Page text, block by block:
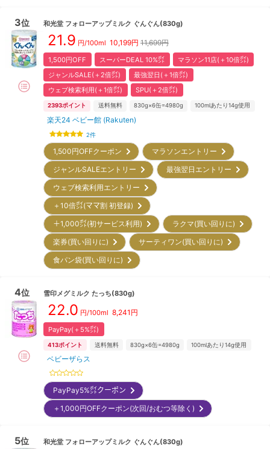
3位 和光堂 フォローアップミルク ぐんぐん(830g)
21.9 円/100ml 10,199円 11,699円
1,500円OFF スーパーDEAL 10%㌽
マラソン11店(＋10倍㌽)
ジャンルSALE(＋2倍㌽)
最強翌日(＋1倍㌽)
ウェブ検索利用(＋1倍㌽)
SPU(＋2倍㌽)
2393ポイント 送料無料 830g×6缶=4980g 100mlあたり14g使用
楽天24 ベビー館 (Rakuten)
2件
1,500円OFFクーポン
マラソンエントリー
ジャンルSALEエントリー
最強翌日エントリー
ウェブ検索利用エントリー
＋10倍㌽(ママ割 初登録)
＋1,000㌽(初サービス利用)
ラクマ(買い回りに)
楽券(買い回りに)
サーティワン(買い回りに)
食パン袋(買い回りに)
4位 雪印メグミルク たっち(830g)
22.0 円/100ml 8,241 円
PayPay(＋5%㌽)
413ポイント 送料無料 830g×6缶=4980g 100mlあたり14g使用
ベビーザらス
PayPay5%㌽クーポン
＋1,000円OFFクーポン(次回/おむつ等除く)
5位 和光堂 フォローアップミルク ぐんぐん(830g)